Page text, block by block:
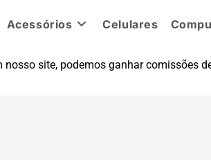
Acessórios Celulares
site, podemos ganhar comissões